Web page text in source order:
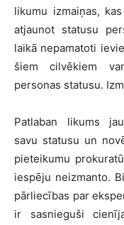
likumu izmaiņas,
atjaunot statusu
laikā nepamatoti
šiem cilvēkiem
personas statusu.
Patlaban likums
savu statusu un
pieteikumu
iespēju neizmanto.
pārliecības par
ir sasnieguši